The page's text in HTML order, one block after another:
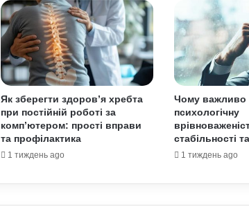
на 3–9 серпня: доля
сюрпризи
Як надмірне
впливає на
ризики для здоров’я
До чого сниться
пояснення сну з
Астропрогноз на
нові можливості
Як зберегти здоров’я хребта
при постійній роботі за
комп’ютером: прості вправи
та профілактика
1 тиждень ago
Чому важливо
психологічну
стабільності
1 тиждень ago